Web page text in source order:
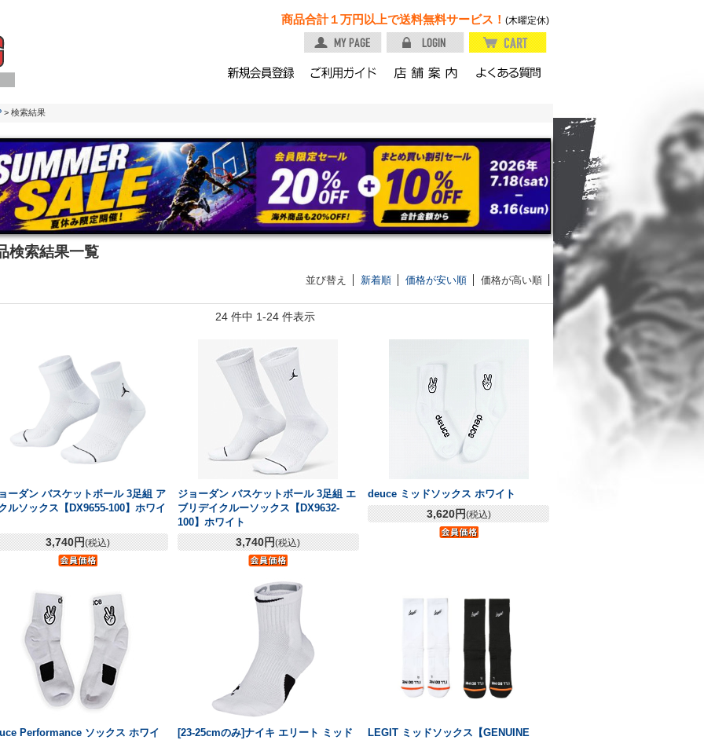
商品合計１万円以上で送料無料サービス！ (木曜定休)
> 検索結果
検索結果一覧
並び替え 新着順 価格が安い順 価格が高い順
24 件中 1-24 件表示
ーダン バスケットボール 3足組 ア
ルソックス【DX9655-100】ホワイ
3,740円(税込)
ジョーダン バスケットボール 3足組 エ
ブリデイクルーソックス【DX9632-
100】ホワイト
3,740円(税込)
deuce ミッドソックス ホワイト
3,620円(税込)
Performance ソックス ホワイ
[23-25cmのみ]ナイキ エリート ミッド
LEGIT ミッドソックス【GENUINE